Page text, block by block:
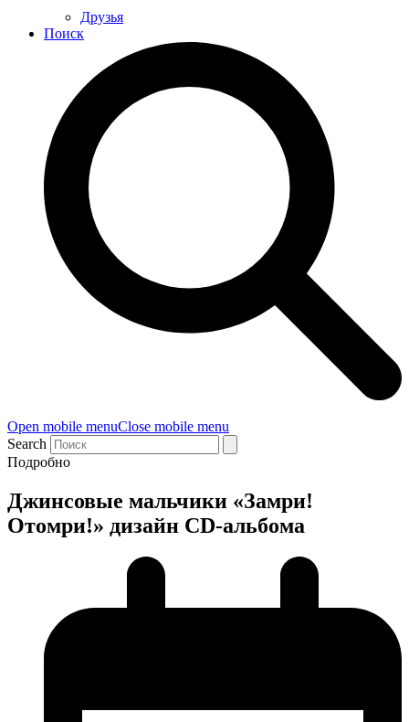
Друзья
Поиск
Open mobile menuClose mobile menu
Search
Подробно
Джинсовые мальчики «Замри!
Отомри!» дизайн CD-альбома